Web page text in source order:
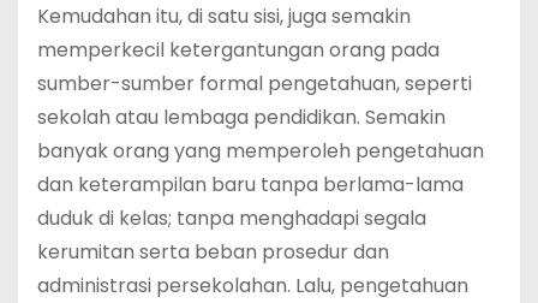
Kemudahan itu, di satu sisi, juga semakin
memperkecil ketergantungan orang pada
sumber-sumber formal pengetahuan, seperti
sekolah atau lembaga pendidikan. Semakin
banyak orang yang memperoleh pengetahuan
dan keterampilan baru tanpa berlama-lama
duduk di kelas; tanpa menghadapi segala
kerumitan serta beban prosedur dan
administrasi persekolahan. Lalu, pengetahuan